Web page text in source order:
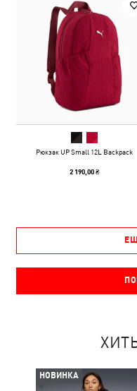
Рюкзак UP Small 12L Backpack
2 190,00 ₴
НОВИНКА